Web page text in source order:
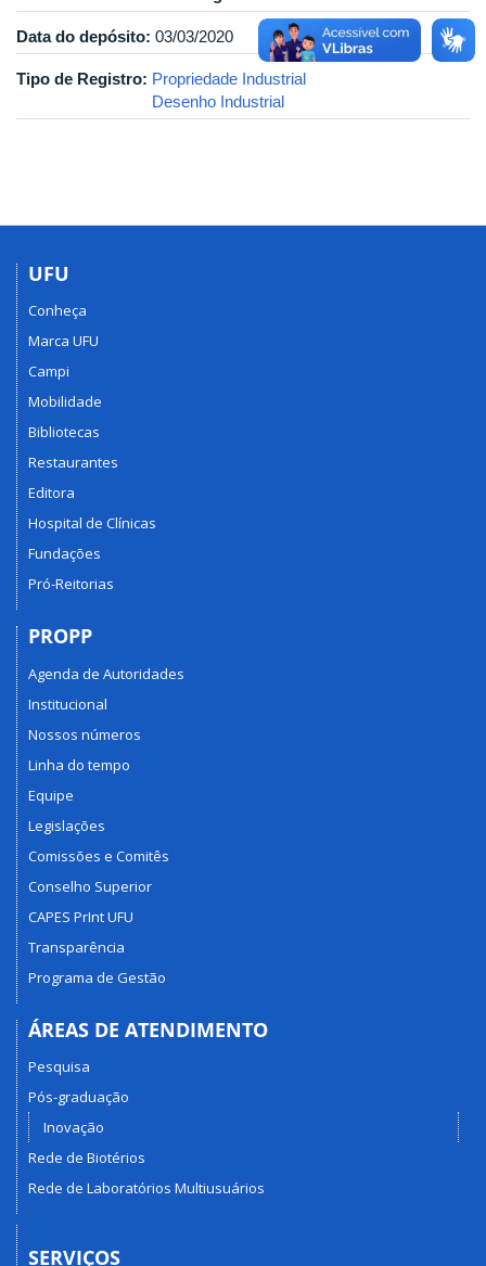
Data do depósito: 03/03/2020
Tipo de Registro: Propriedade Industrial
Desenho Industrial
UFU
Conheça
Marca UFU
Campi
Mobilidade
Bibliotecas
Restaurantes
Editora
Hospital de Clínicas
Fundações
Pró-Reitorias
PROPP
Agenda de Autoridades
Institucional
Nossos números
Linha do tempo
Equipe
Legislações
Comissões e Comitês
Conselho Superior
CAPES PrInt UFU
Transparência
Programa de Gestão
ÁREAS DE ATENDIMENTO
Pesquisa
Pós-graduação
Inovação
Rede de Biotérios
Rede de Laboratórios Multiusuários
SERVIÇOS